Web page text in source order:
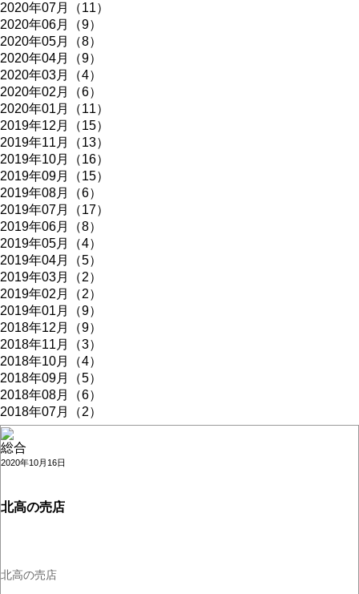
2020年07月（11）
2020年06月（9）
2020年05月（8）
2020年04月（9）
2020年03月（4）
2020年02月（6）
2020年01月（11）
2019年12月（15）
2019年11月（13）
2019年10月（16）
2019年09月（15）
2019年08月（6）
2019年07月（17）
2019年06月（8）
2019年05月（4）
2019年04月（5）
2019年03月（2）
2019年02月（2）
2019年01月（9）
2018年12月（9）
2018年11月（3）
2018年10月（4）
2018年09月（5）
2018年08月（6）
2018年07月（2）
総合
2020年10月16日
北高の売店
北高の売店